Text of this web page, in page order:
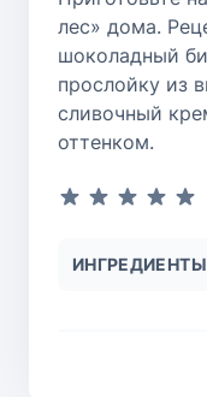
лес» дома.
шоколадный
прослойку из
сливочный
оттенком.
ИНГРЕДИЕНТЫ